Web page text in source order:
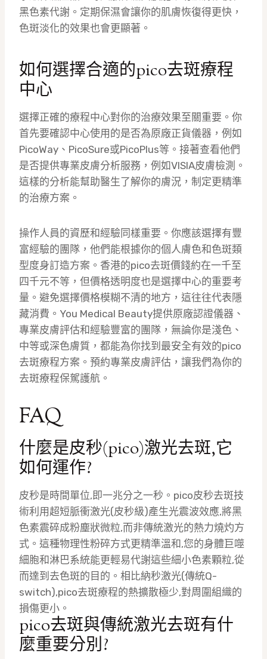
黑色素代謝。定期保濕會讓你的肌膚恢復得更快，
色斑淡化的效果也會更顯著。
如何選擇合適的pico去斑療程
中心
選擇正確的療程中心對你的治療效果至關重要。你
首先要確認中心使用的是否為原廠正貨儀器，例如
PicoWay、PicoSure或PicoPlus等。接著查看他們
是否提供專業皮膚分析服務，例如VISIA皮膚檢測。
這樣的分析能幫助醫生了解你的膚況，制定更精準
的治療方案。
操作人員的資歷和經驗同樣重要。你應該選擇有豐
富經驗的團隊，他們能根據你的個人膚色和色斑類
型度身訂造方案。香港的pico去斑價錢約在一千至
四千元不等，但價格透明度也是選擇中心的重要考
量。避免選擇價格模糊不清的地方，這往往代表隱
藏消費。You Medical Beauty提供原廠認證儀器、
專業皮膚評估和經驗豐富的團隊，無論你是淺色、
中等或深色膚質，都能為你找到最安全有效的pico
去斑療程方案。預約專業皮膚評估，讓我們為你的
去斑療程保駕護航。
FAQ
什麼是皮秒(pico)激光去斑,它
如何運作?
皮秒是時間單位,即一兆分之一秒。pico皮秒去斑技
術利用超短脈衝激光(皮秒級)產生光震波效應,將黑
色素震碎成粉塵狀微粒,而非傳統激光的熱力燒灼方
式。這種物理性粉碎方式更精準溫和,您的身體巨噬
細胞和淋巴系統能更輕易代謝這些細小色素顆粒,從
而達到去色斑的目的。相比納秒激光(傳統Q-
switch),pico去斑療程的熱擴散極少,對周圍組織的
損傷更小。
pico去斑與傳統激光去斑有什
麼重要分別?